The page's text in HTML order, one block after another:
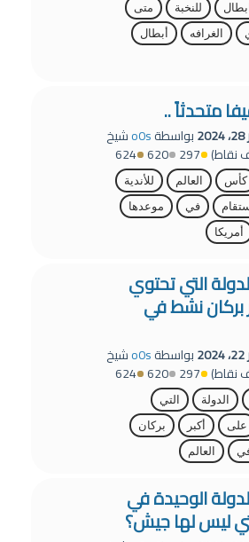
ابطال للنخبة
متى
الغرافه
أبطال
متحدثاً ..
بواسطةo0sشيخ
نقاط) 297
620
624
كأس العالم
للأندية
في
موعدها
أمريكا
التي تحتوي
بركان نشط في
بواسطةo0sشيخ
نقاط) 297
620
624
الدولة
التي
على أكبر
بركان
العالم
الوحيدة في
ليس لها جيش؟